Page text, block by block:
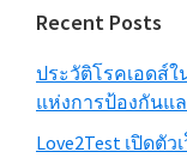
Recent Posts
ประวัติโรคเอดส์
แห่งการป้องกันแ
Love2Test เปิดตั